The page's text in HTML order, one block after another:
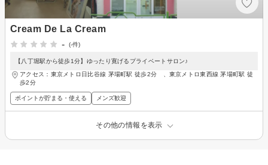
Cream De La Cream
-
(-件)
【八丁堀駅から徒歩1分】ゆったり寛げるプライベートサロン♪
アクセス：東京メトロ日比谷線 茅場町駅 徒歩2分 、東京メトロ東西線 茅場町駅 徒
歩2分
ポイントが貯まる・使える メンズ歓迎
その他の情報を表示